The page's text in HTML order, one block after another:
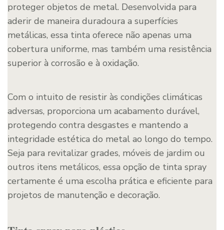
proteger objetos de metal. Desenvolvida para
aderir de maneira duradoura a superfícies
metálicas, essa tinta oferece não apenas uma
cobertura uniforme, mas também uma resistência
superior à corrosão e à oxidação.
Com o intuito de resistir às condições climáticas
adversas, proporciona um acabamento durável,
protegendo contra desgastes e mantendo a
integridade estética do metal ao longo do tempo.
Seja para revitalizar grades, móveis de jardim ou
outros itens metálicos, essa opção de tinta spray
certamente é uma escolha prática e eficiente para
projetos de manutenção e decoração.